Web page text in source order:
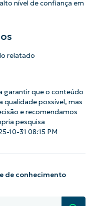
nível de confiança em
relatado
garantir que o conteúdo
qualidade possível, mas
e recomendamos
pesquisa
10-31 08:15 PM
de conhecimento